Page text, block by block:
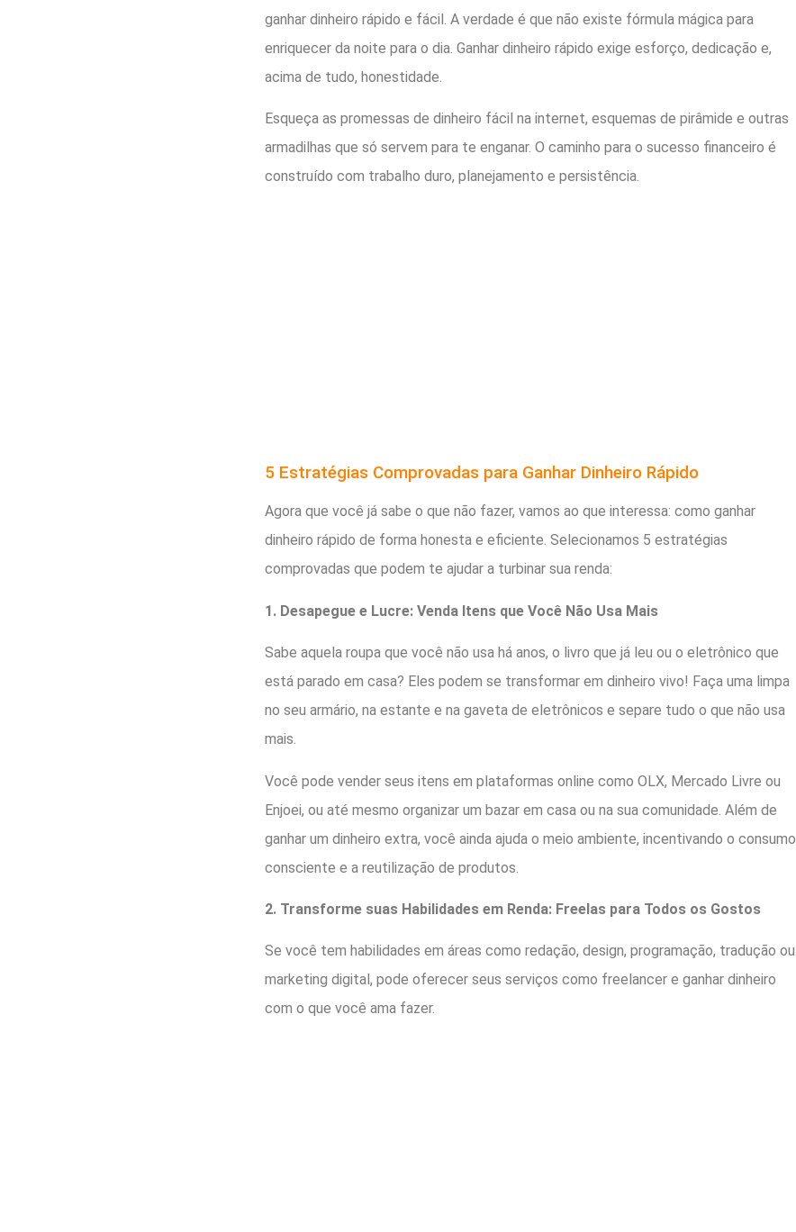
ganhar dinheiro rápido e fácil. A verdade é que não existe fórmula mágica para
enriquecer da noite para o dia. Ganhar dinheiro rápido exige esforço, dedicação e,
acima de tudo, honestidade.
Esqueça as promessas de dinheiro fácil na internet, esquemas de pirâmide e outras
armadilhas que só servem para te enganar. O caminho para o sucesso financeiro é
construído com trabalho duro, planejamento e persistência.
5 Estratégias Comprovadas para Ganhar Dinheiro Rápido
Agora que você já sabe o que não fazer, vamos ao que interessa: como ganhar
dinheiro rápido de forma honesta e eficiente. Selecionamos 5 estratégias
comprovadas que podem te ajudar a turbinar sua renda:
1. Desapegue e Lucre: Venda Itens que Você Não Usa Mais
Sabe aquela roupa que você não usa há anos, o livro que já leu ou o eletrônico que
está parado em casa? Eles podem se transformar em dinheiro vivo! Faça uma limpa
no seu armário, na estante e na gaveta de eletrônicos e separe tudo o que não usa
mais.
Você pode vender seus itens em plataformas online como OLX, Mercado Livre ou
Enjoei, ou até mesmo organizar um bazar em casa ou na sua comunidade. Além de
ganhar um dinheiro extra, você ainda ajuda o meio ambiente, incentivando o consumo
consciente e a reutilização de produtos.
2. Transforme suas Habilidades em Renda: Freelas para Todos os Gostos
Se você tem habilidades em áreas como redação, design, programação, tradução ou
marketing digital, pode oferecer seus serviços como freelancer e ganhar dinheiro
com o que você ama fazer.